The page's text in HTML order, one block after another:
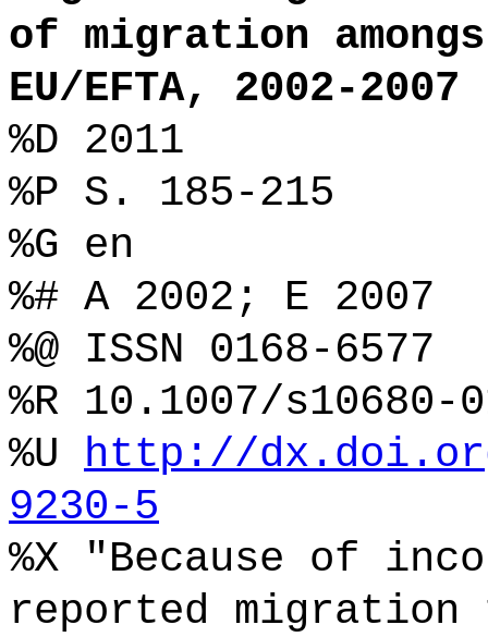
of migration
EU/EFTA, 2002-2007
%D 2011
%P S. 185-215
%G en
%# A 2002; E 2007
%@ ISSN 0168-6577
%R 10.1007/s10680-
%U http://
9230-5
%X "Because of
reported migration